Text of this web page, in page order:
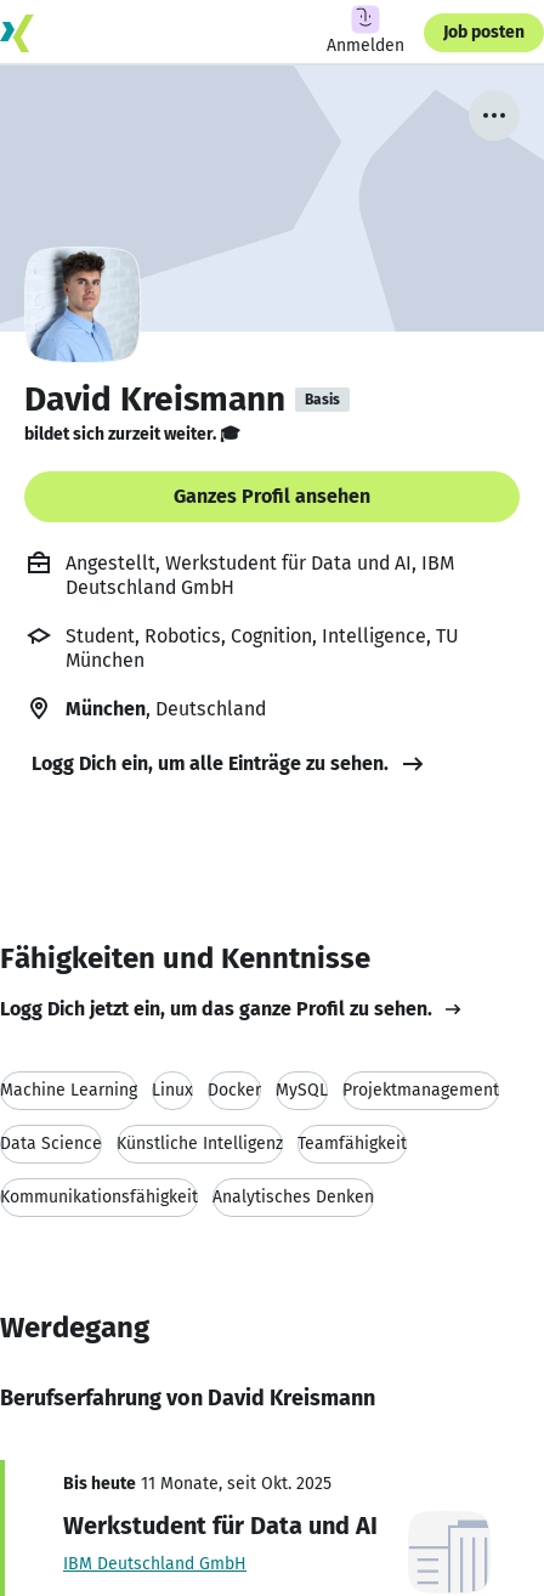
Anmelden
Job posten
David Kreismann Basis
bildet sich zurzeit weiter. 🎓
Ganzes Profil ansehen
Angestellt, Werkstudent für Data und AI, IBM
Deutschland GmbH
Student, Robotics, Cognition, Intelligence, TU
München
München, Deutschland
Logg Dich ein, um alle Einträge zu sehen.
Fähigkeiten und Kenntnisse
Logg Dich jetzt ein, um das ganze Profil zu sehen.
Machine Learning Linux Docker MySQL Projektmanagement
Data Science Künstliche Intelligenz Teamfähigkeit
Kommunikationsfähigkeit Analytisches Denken
Werdegang
Berufserfahrung von David Kreismann
Bis heute 11 Monate, seit Okt. 2025
Werkstudent für Data und AI
IBM Deutschland GmbH